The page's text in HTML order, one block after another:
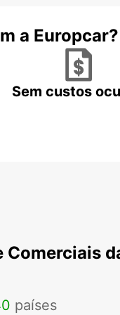
a Europcar?
Sem custos
Comerciais
países